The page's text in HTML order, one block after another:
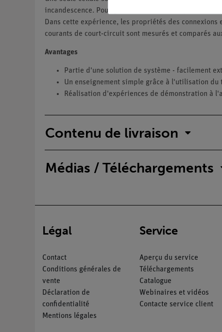
incandescence. Pour générer des tensions plus
Dans cette expérience, les propriétés des
courants de court-circuit sont mesurés et comparés
Avantages
Partie d'une solution de système - facilement
Un enseignement simple grâce à l'utilisation
Réalisation d'expériences de démonstration à
Contenu de livraison
Médias / Téléchargements
Légal
Contact
Conditions générales de
vente
Déclaration de
confidentialité
Mentions légales
Service
Aperçu du service
Téléchargements
Catalogue
Webinaires et vidéos
Contacte service client